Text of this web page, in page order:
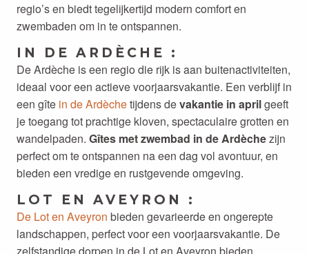
regio’s en biedt tegelijkertijd modern comfort en
zwembaden om in te ontspannen.
IN DE ARDÈCHE :
De Ardèche is een regio die rijk is aan buitenactiviteiten,
ideaal voor een actieve voorjaarsvakantie. Een verblijf in
een gîte in de Ardèchetijdens devakantie in aprilgeeft
je toegang tot prachtige kloven, spectaculaire grotten en
wandelpaden. Gîtes met zwembad in de Ardèchezijn
perfect om te ontspannen na een dag vol avontuur, en
bieden een vredige en rustgevende omgeving.
LOT EN AVEYRON :
De Lot en Aveyron bieden gevarieerde en ongerepte
landschappen, perfect voor een voorjaarsvakantie. De